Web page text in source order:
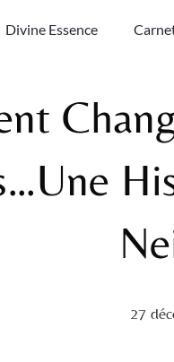
Divine Essence
27